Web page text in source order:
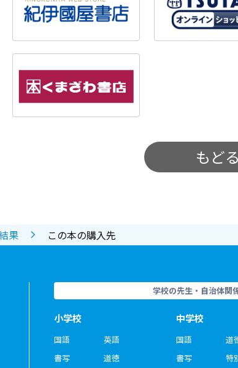
もどる
果 この本の購入先
学校の先生・自治体関
小学校
国語
書写
英語
道徳
中学校
国語
書写
道
特